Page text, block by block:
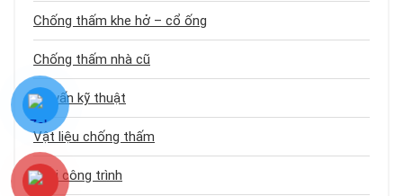
Chống thấm khe hở – cổ ống
Chống thấm nhà cũ
Tư vấn kỹ thuật
Vật liệu chống thấm
Loại công trình